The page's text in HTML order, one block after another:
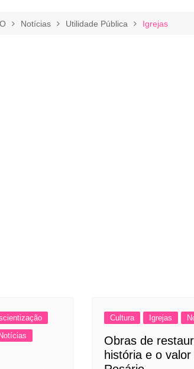
Notícias Utilidade Pública Igrejas
Notícias
Cultura Igrejas
Obras de
história e o